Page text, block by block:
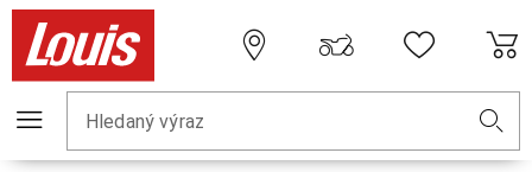
Hledaný výraz